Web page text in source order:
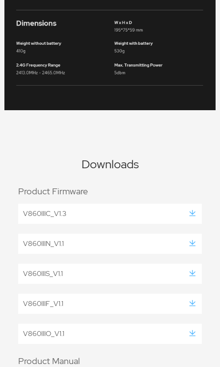
Downloads
Product Firmware
V860IIIC_V1.3
V860IIIN_V1.1
V860IIIS_V1.1
V860IIIF_V1.1
V860IIIO_V1.1
Product Manual